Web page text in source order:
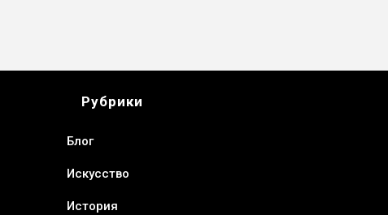
Рубрики
Блог
Искусство
История